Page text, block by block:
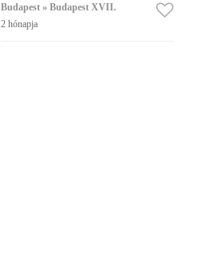
Budapest » Budapest XVII.
2 hónapja